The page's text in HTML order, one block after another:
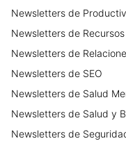
Newsletters de
Newsletters de
Newsletters de
Newsletters de SEO
Newsletters de Salud
Newsletters de Salud y
Newsletters de